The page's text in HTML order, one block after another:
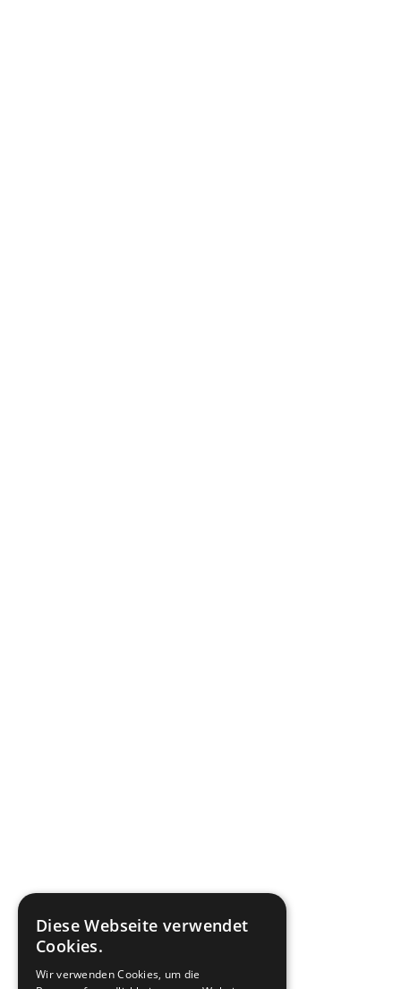
Diese Webseite verwendet
Cookies.
Wir verwenden Cookies, um die